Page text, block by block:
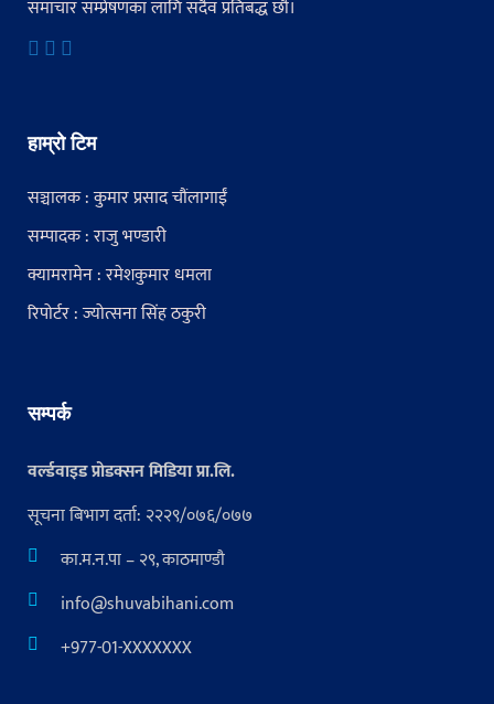
समाचार सम्प्रेषणका लागि सदैव प्रतिबद्ध छौं।
हाम्रो टिम
सञ्चालक : कुमार प्रसाद चौंलागाईं
सम्पादक : राजु भण्डारी
क्यामरामेन : रमेशकुमार धमला
रिपोर्टर : ज्योत्सना सिंह ठकुरी
सम्पर्क
वर्ल्डवाइड प्रोडक्सन मिडिया प्रा.लि.
सूचना बिभाग दर्ता: २२२९/०७६/०७७
का.म.न.पा – २९, काठमाण्डौ
info@shuvabihani.com
+977-01-XXXXXXX